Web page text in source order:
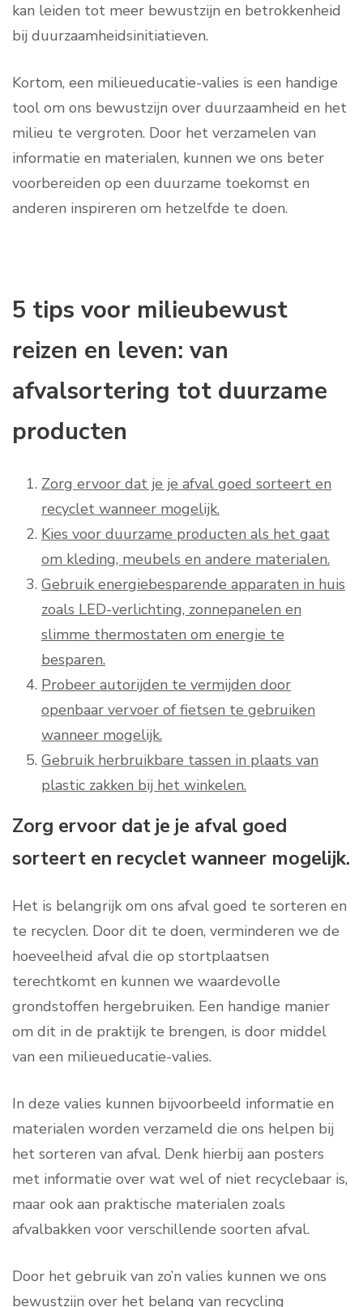
kan leiden tot meer bewustzijn en betrokkenheid
bij duurzaamheidsinitiatieven.
Kortom, een milieueducatie-valies is een handige
tool om ons bewustzijn over duurzaamheid en het
milieu te vergroten. Door het verzamelen van
informatie en materialen, kunnen we ons beter
voorbereiden op een duurzame toekomst en
anderen inspireren om hetzelfde te doen.
5 tips voor milieubewust
reizen en leven: van
afvalsortering tot duurzame
producten
Zorg ervoor dat je je afval goed sorteert en
recyclet wanneer mogelijk.
Kies voor duurzame producten als het gaat
om kleding, meubels en andere materialen.
Gebruik energiebesparende apparaten in huis
zoals LED-verlichting, zonnepanelen en
slimme thermostaten om energie te
besparen.
Probeer autorijden te vermijden door
openbaar vervoer of fietsen te gebruiken
wanneer mogelijk.
Gebruik herbruikbare tassen in plaats van
plastic zakken bij het winkelen.
Zorg ervoor dat je je afval goed
sorteert en recyclet wanneer mogelijk.
Het is belangrijk om ons afval goed te sorteren en
te recyclen. Door dit te doen, verminderen we de
hoeveelheid afval die op stortplaatsen
terechtkomt en kunnen we waardevolle
grondstoffen hergebruiken. Een handige manier
om dit in de praktijk te brengen, is door middel
van een milieueducatie-valies.
In deze valies kunnen bijvoorbeeld informatie en
materialen worden verzameld die ons helpen bij
het sorteren van afval. Denk hierbij aan posters
met informatie over wat wel of niet recyclebaar is,
maar ook aan praktische materialen zoals
afvalbakken voor verschillende soorten afval.
Door het gebruik van zo’n valies kunnen we ons
bewustzijn over het belang van recycling